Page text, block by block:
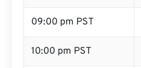
09:00 pm PST
10:00 pm PST